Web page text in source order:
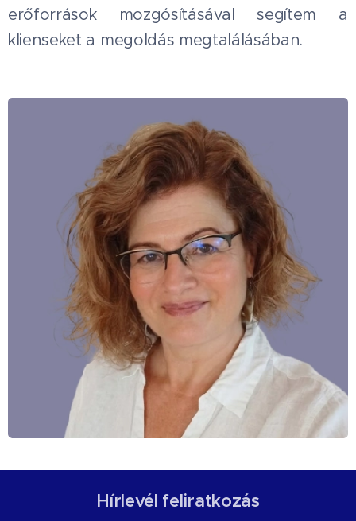
erőforrások mozgósításával segítem a
klienseket a megoldás megtalálásában.
Hírlevél feliratkozás